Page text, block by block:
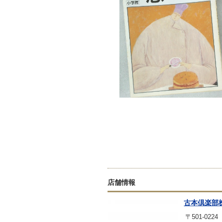
店舗情報
古本倶楽部
〒501-0224